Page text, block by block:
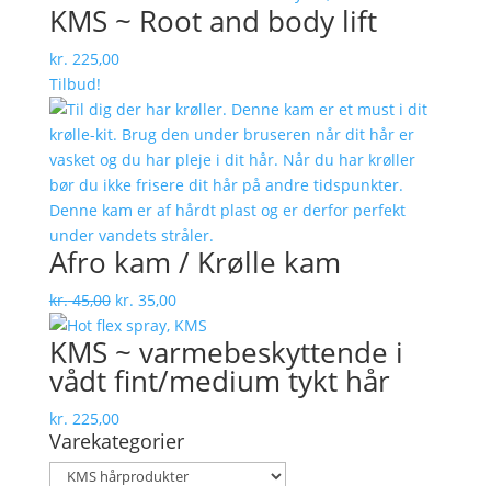
KMS ~ Root and body lift
kr. 225,00
Tilbud!
Afro kam / Krølle kam
kr.45,00 Den
oprindelige
pris
var:
kr. 35,00Den
aktuelle
pris
er:
KMS ~ varmebeskyttende i
vådt fint/medium tykt hår
kr. 225,00
Varekategorier